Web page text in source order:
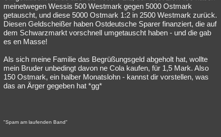
meinetwegen Wessis 500 Westmark gegen 5000 Ostmark
getauscht, und diese 5000 Ostmark 1:2 in 2500 Westmark zurück.
Diesen Geldscheißer haben Ostdeutsche Sparer finanziert, die auf
dem Schwarzmarkt vorschnell umgetauscht haben - und die gab
es en Masse!
Als sich meine Familie das Begrüßungsgeld abgeholt hat, wollte
mein Bruder unbedingt davon ne Cola kaufen, für 1,5 Mark. Also
150 Ostmark, ein halber Monatslohn - kannst dir vorstellen, was
das an Ärger gegeben hat *gg*
"Spam am laufenden Band"